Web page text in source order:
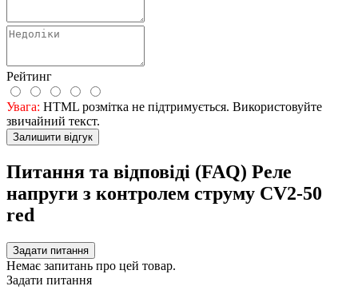
Рейтинг
Увага: HTML розмітка не підтримується. Використовуйте
звичайний текст.
Залишити відгук
Питання та відповіді (FAQ) Реле
напруги з контролем струму CV2-50
red
Задати питання
Немає запитань про цей товар.
Задати питання